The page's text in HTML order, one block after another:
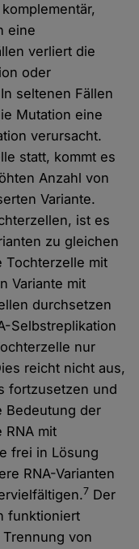
eine
verliert die
oder
seltenen Fällen
Mutation eine
verursacht.
statt, kommt es
Anzahl von
Variante.
ist es
zu gleichen
Tochterzelle mit
Variante mit
durchsetzen
Selbstreplikation
nur
reicht nicht aus,
fortzusetzen und
Bedeutung der
RNA mit
frei in Lösung
RNA-Varianten
7 Der
funktioniert
von